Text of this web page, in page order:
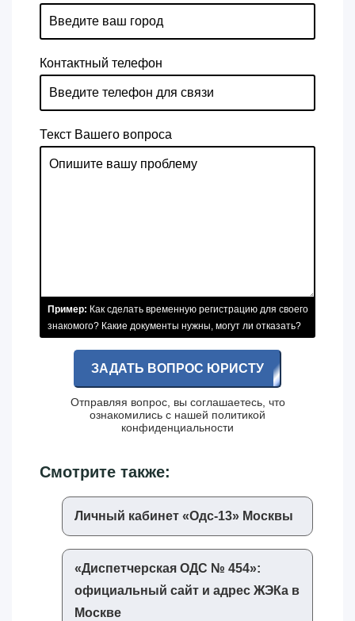
Контактный телефон
Текст Вашего вопроса
Пример: Как сделать временную регистрацию для своего
знакомого? Какие документы нужны, могут ли отказать?
ЗАДАТЬ ВОПРОС ЮРИСТУ
Отправляя вопрос, вы соглашаетесь, что
ознакомились с нашей политикой
конфиденциальности
Смотрите также:
Личный кабинет «‎Одс-13»‎ Москвы
«‎Диспетчерская ОДС № 454»‎:
официальный сайт и адрес ЖЭКа в
Москве